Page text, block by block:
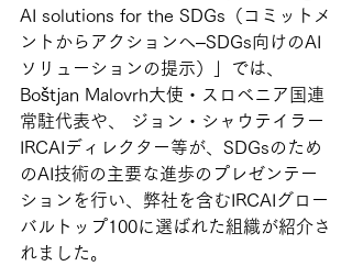
AI solutions for the SDGs（コミットメ
ントからアクションへ–SDGs向けのAI
ソリューションの提示）」では、
Boštjan Malovrh大使・スロベニア国連
常駐代表や、 ジョン・シャウテイラー
IRCAIディレクター等が、SDGsのため
のAI技術の主要な進歩のプレゼンテー
ションを行い、弊社を含むIRCAIグロー
バルトップ100に選ばれた組織が紹介さ
れました。